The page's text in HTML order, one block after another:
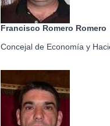
Francisco Romero Romero
Concejal de Economía y